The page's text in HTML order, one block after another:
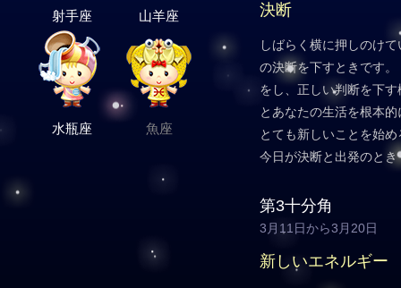
射手座 山羊座
水瓶座 魚座
決断
しばらく横に押しのけ
の決断を下すときです
をし、正しい判断を下
とあなたの生活を根本
とても新しいことを始
今日が決断と出発のとき
第3十分角
3月11日から3月20日
新しいエネルギー